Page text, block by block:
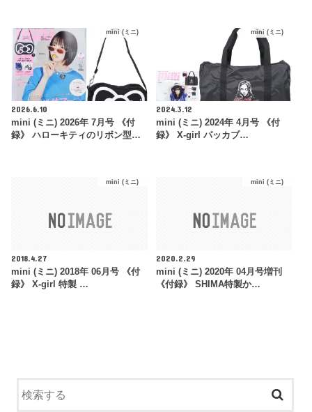
mini (ミニ)
2026.6.10
mini (ミニ) 2026年 7月号 《付
録》 ハローキティのリボン型…
mini (ミニ)
2024.3.12
mini (ミニ) 2024年 4月号 《付
録》 X-girl パッカブ…
mini (ミニ)
2018.4.27
mini (ミニ) 2018年 06月号 《付
録》 X-girl 特製 …
mini (ミニ)
2020.2.29
mini (ミニ) 2020年 04月号増刊
《付録》 SHIMA特製か…